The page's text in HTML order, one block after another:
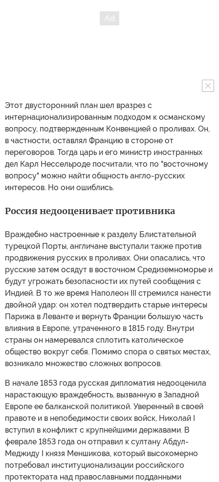
Этот двусторонний план шел вразрез с
интернационализированным подходом к османскому
вопросу, подтвержденным Конвенцией о проливах. Он,
в частности, оставлял Францию в стороне от
переговоров. Тогда царь и его министр иностранных
дел Карл Нессельроде посчитали, что по "восточному
вопросу" можно найти общность англо-русских
интересов. Но они ошиблись.
Россия недооценивает противника
Враждебно настроенные к разделу Блистательной
турецкой Порты, англичане выступали также против
продвижения русских в проливах. Они опасались, что
русские затем осядут в восточном Средиземноморье и
будут угрожать безопасности их путей сообщения с
Индией. В то же время Наполеон III стремился нанести
двойной удар: он хотел подтвердить старые интересы
Парижа в Леванте и вернуть Франции большую часть
влияния в Европе, утраченного в 1815 году. Внутри
страны он намеревался сплотить католическое
общество вокруг себя. Помимо спора о святых местах,
возникало множество сложных вопросов.
В начале 1853 года русская дипломатия недооценила
нарастающую враждебность, вызванную в Западной
Европе ее балканской политикой. Уверенный в своей
правоте и в непобедимости своих войск, Николай I
вступил в конфликт с крупнейшими державами. В
феврале 1853 года он отправил к султану Абдул-
Меджиду I князя Меншикова, который высокомерно
потребовал институционализации российского
протектората над православными подданными